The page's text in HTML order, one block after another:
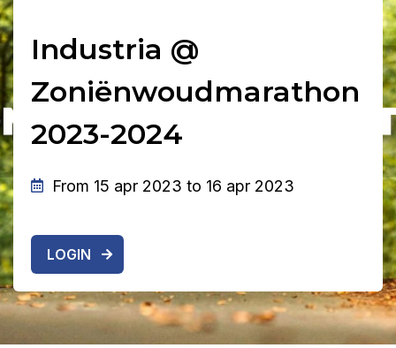
Industria @
Zoniënwoudmarathon
2023-2024
From 15 apr 2023 to 16 apr 2023
LOGIN